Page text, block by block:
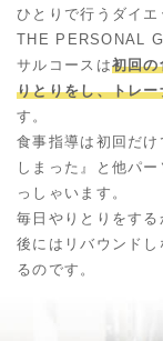
ひとりで行うダイエ
THE PERSONAL
サルコースは初回の
りとりをし、トレ
す。
食事指導は初回だ
しまった』と他パ
っしゃいます。
毎日やりとりをす
後にはリバウンド
るのです。